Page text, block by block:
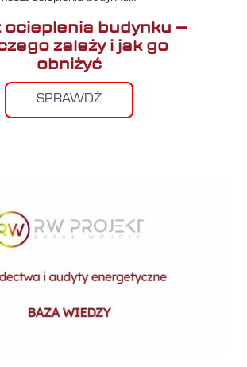
ocieplenia budynku –
zależy i jak go
obniżyć
SPRAWDŹ